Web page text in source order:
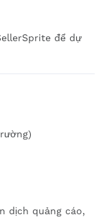
để dự
dịch quảng cáo,